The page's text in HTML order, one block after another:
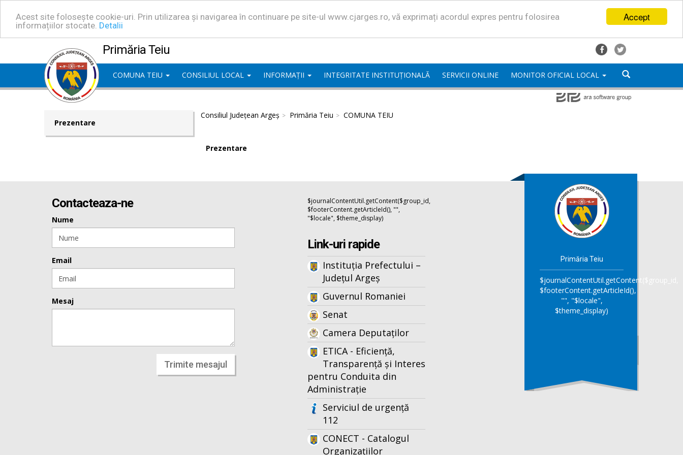
Accept
Acest site folosește cookie-uri. Prin utilizarea și navigarea în continuare pe site-ul www.cjarges.ro, vă exprimați acordul expres pentru folosirea
informațiilor stocate. Detalii
Primăria Teiu
COMUNA TEIU CONSILIUL LOCAL INFORMAȚII INTEGRITATE INSTITUȚIONALĂ SERVICII ONLINE MONITOR OFICIAL LOCAL
Prezentare
Consiliul Județean Argeș Primăria Teiu COMUNA TEIU
Prezentare
Contacteaza-ne
Nume
Email
Mesaj
Trimite mesajul
$journalContentUtil.getContent($group_id,
$footerContent.getArticleId(), "",
"$locale", $theme_display)
Link-uri rapide
Instituția Prefectului –
Județul Argeș
Guvernul Romaniei
Senat
Camera Deputaților
ETICA - Eficiență,
Transparență și Interes
pentru Conduita din
Administrație
Serviciul de urgență
112
CONECT - Catalogul
Organizațiilor
Primăria Teiu
$journalContentUtil.getContent($group_id,
$footerContent.getArticleId(),
"", "$locale",
$theme_display)